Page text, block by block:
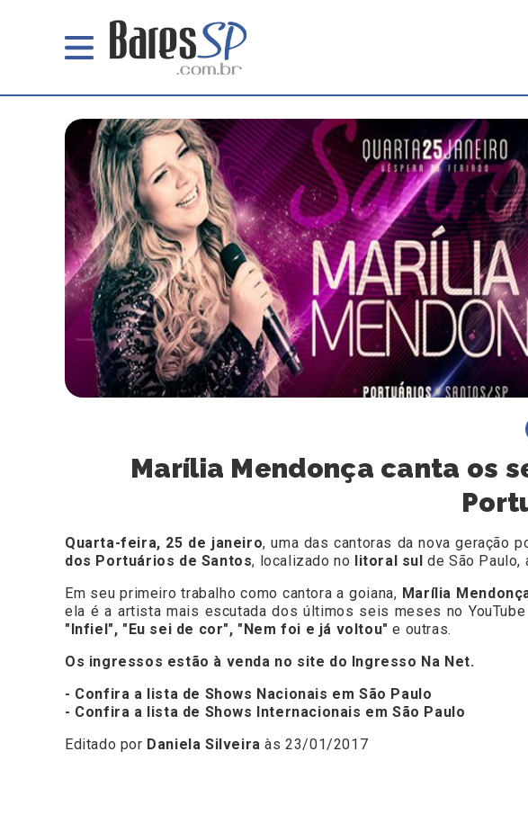
Marília Mendonça canta os
Quarta-feira, 25 de janeiro, uma das cantoras da nova geração
dos Portuários de Santos, localizado no litoral sulde São Paulo,
Em seu primeiro trabalho como cantora a goiana, Marília
ela é a artista mais escutada dos últimos seis meses no
"Infiel", "Eu sei de cor", "Nem foi e já voltou" e outras.
Os ingressos estão à venda no site do Ingresso Na Net.
- Confira a lista de Shows Nacionais em São Paulo
- Confira a lista de Shows Internacionais em São Paulo
Editado por Daniela Silveira às 23/01/2017